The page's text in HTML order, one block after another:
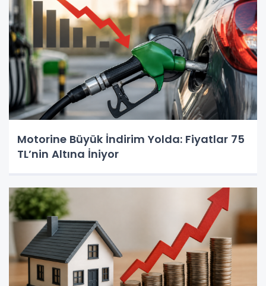
Motorine Büyük İndirim Yolda: Fiyatlar 75
TL’nin Altına İniyor